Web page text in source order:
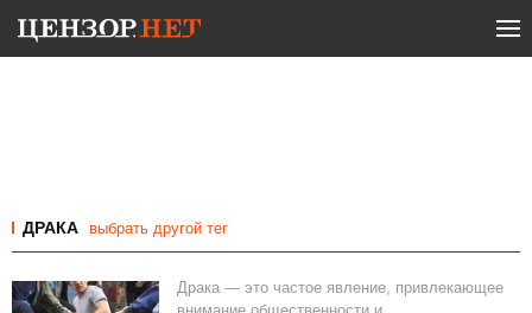
ДРАКА выбрать другой тег
Драка — это частое явление, привлекающее